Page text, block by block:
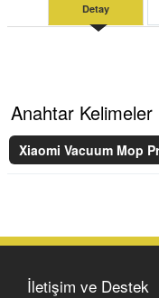
Detay
Anahtar Kelimeler
Xiaomi Vacuum Mop
İletişim ve Destek